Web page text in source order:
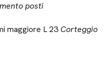
posti
maggiore L 23 Corteggio